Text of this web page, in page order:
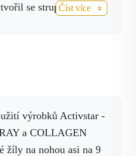
se strup. Pro mě
ještě ne na 100 %, ale
220/133. Po půl roce
Číst více
a COLLAGEN
žíly na nohou asi na 9